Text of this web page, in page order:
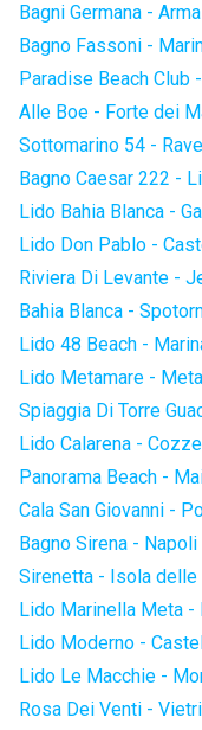
Bagni Germana -
Bagno Fassoni -
Paradise Beach Club
Alle Boe - Forte dei
Sottomarino 54 -
Bagno Caesar 222 -
Lido Bahia Blanca -
Lido Don Pablo -
Riviera Di Levante -
Bahia Blanca -
Lido 48 Beach -
Lido Metamare -
Spiaggia Di Torre
Lido Calarena -
Panorama Beach -
Cala San Giovanni -
Bagno Sirena - Napoli
Sirenetta - Isola delle
Lido Marinella Meta -
Lido Moderno -
Lido Le Macchie -
Rosa Dei Venti -